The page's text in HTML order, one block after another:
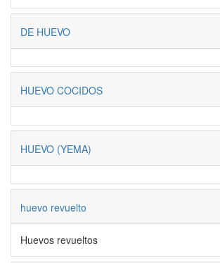
DE HUEVO
HUEVO COCIDOS
HUEVO (YEMA)
huevo revuelto
Huevos revueltos